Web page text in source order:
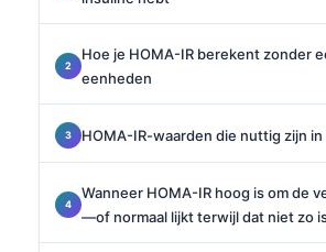
Hoe je HOMA-IR berekent zonder
eenheden
HOMA-IR-waarden die nuttig zijn
Wanneer HOMA-IR hoog is om de
—of normaal lijkt terwijl dat niet zo